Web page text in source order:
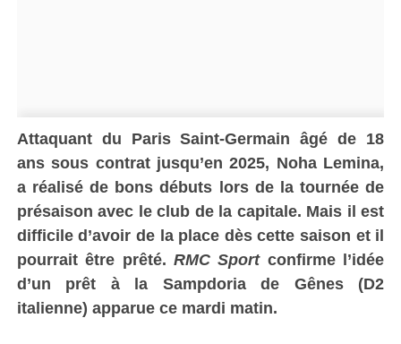
Attaquant du Paris Saint-Germain âgé de 18
ans sous contrat jusqu’en 2025, Noha Lemina,
a réalisé de bons débuts lors de la tournée de
présaison avec le club de la capitale. Mais il est
difficile d’avoir de la place dès cette saison et il
pourrait être prêté. RMC Sportconfirme l’idée
d’un prêt à la Sampdoria de Gênes (D2
italienne) apparue ce mardi matin.